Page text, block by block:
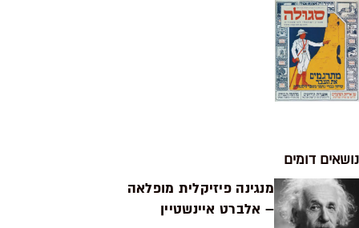
נושאים דומים
מנגינה פיזיקלית מופלאה
– אלברט איינשטיין